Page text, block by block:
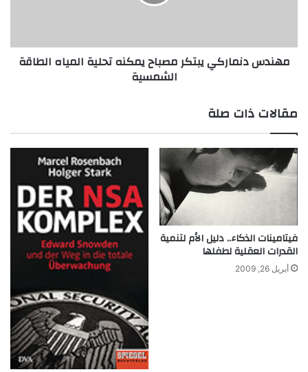
الشمسية
مهندس دنماركي يبتكر مصباح يمكنه تحلية المياه الطاقة
الشمسية
مقالات ذات صلة
فيتامينات الذكاء.. دليل الأم لتنمية
القدرات العقلية لطفلها
أبريل 26, 2009